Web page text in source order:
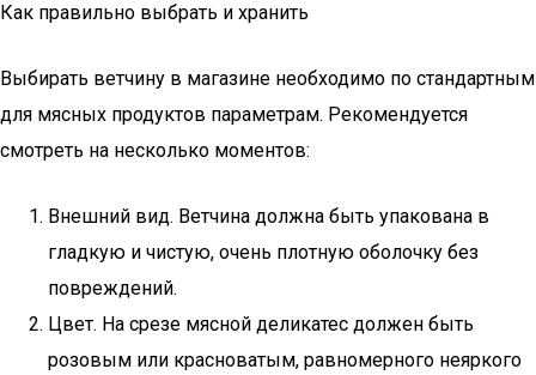
Как правильно выбрать и хранить
Выбирать ветчину в магазине необходимо по стандартным
для мясных продуктов параметрам. Рекомендуется
смотреть на несколько моментов:
Внешний вид. Ветчина должна быть упакована в
гладкую и чистую, очень плотную оболочку без
повреждений.
Цвет. На срезе мясной деликатес должен быть
розовым или красноватым, равномерного неяркого